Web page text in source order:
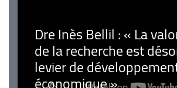
Dre Inès Bellil : « La
de la recherche est
levier de